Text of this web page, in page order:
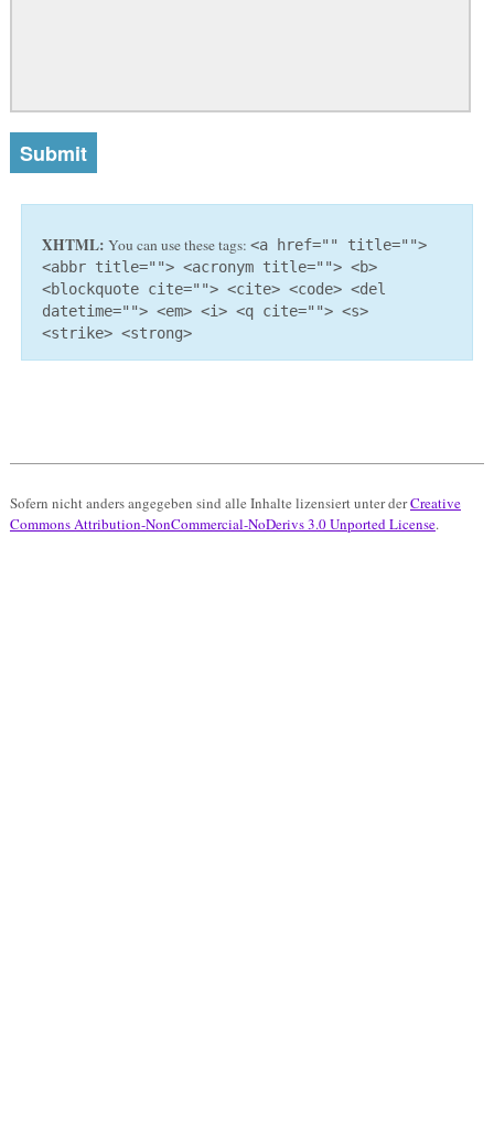
XHTML: You can use these tags: <a href="" title="">
<abbr title=""> <acronym title=""> <b>
<blockquote cite=""> <cite> <code> <del
datetime=""> <em> <i> <q cite=""> <s>
<strike> <strong>
Sofern nicht anders angegeben sind alle Inhalte lizensiert unter derCreative
Commons Attribution-NonCommercial-NoDerivs 3.0 Unported License.